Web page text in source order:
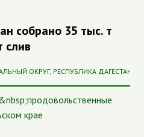
собрано 35 тыс. т
слив
ОКРУГ, РЕСПУБЛИКА ДАГЕСТАН